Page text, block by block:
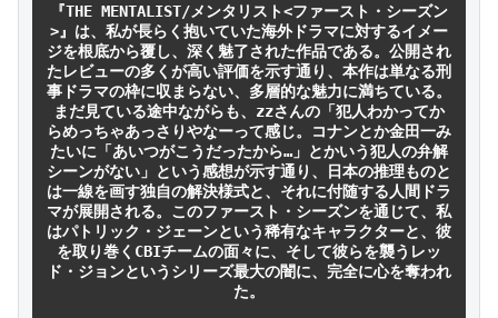
『THE MENTALIST/メンタリスト<ファースト・シーズン
>』は、私が長らく抱いていた海外ドラマに対するイメー
ジを根底から覆し、深く魅了された作品である。公開され
たレビューの多くが高い評価を示す通り、本作は単なる刑
事ドラマの枠に収まらない、多層的な魅力に満ちている。
まだ見ている途中ながらも、zzさんの「犯人わかってか
らめっちゃあっさりやなーって感じ。コナンとか金田一み
たいに「あいつがこうだったから…」とかいう犯人の弁解
シーンがない」という感想が示す通り、日本の推理ものと
は一線を画す独自の解決様式と、それに付随する人間ドラ
マが展開される。このファースト・シーズンを通じて、私
はパトリック・ジェーンという稀有なキャラクターと、彼
を取り巻くCBIチームの面々に、そして彼らを襲うレッ
ド・ジョンというシリーズ最大の闇に、完全に心を奪われ
た。